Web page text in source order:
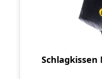
Schlagkissen